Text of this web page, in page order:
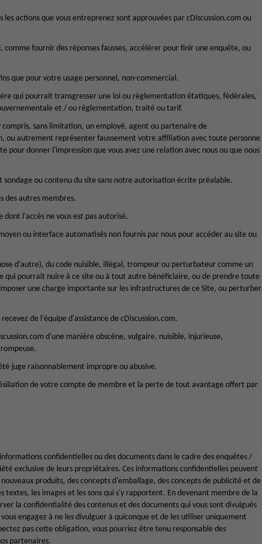
actions que vous entreprenez sont approuvées par cDiscussion.com ou
fournir des réponses fausses, accélérer pour finir une enquête, ou
que pour votre usage personnel, non-commercial.
qui pourrait transgresser une loi ou règlementation étatiques, fédérales,
et / ou règlementation, traité ou tarif.
sans limitation, un employé, agent ou partenaire de
ou autrement représenter faussement votre affiliation avec toute personne
donner l'impression que vous avez une relation avec nous ou que nous
ou contenu du site sans notre autorisation écrite préalable.
des autres membres.
dont l'accès ne vous est pas autorisé.
ou interface automatisés non fournis par nous pour accéder au site ou
d'autre), du code nuisible, illégal, trompeur ou perturbateur comme un
pourrait nuire à ce site ou à tout autre bénéficiaire, ou de prendre toute
une charge importante sur les infrastructures de ce Site, ou perturber
de l'équipe d'assistance de cDiscussion.com.
d'une manière obscène, vulgaire, nuisible, injurieuse,
juge raisonnablement impropre ou abusive.
de votre compte de membre et la perte de tout avantage offert par
confidentielles ou des documents dans le cadre des enquêtes /
exclusive de leurs propriétaires. Ces informations confidentielles peuvent
produits, des concepts d'emballage, des concepts de publicité et de
textes, les images et les sons qui s'y rapportent. En devenant membre de la
la confidentialité des contenus et des documents qui vous sont divulgués
engagez à ne les divulguer à quiconque et de les utiliser uniquement
pas cette obligation, vous pourriez être tenu responsable des
partenaires.